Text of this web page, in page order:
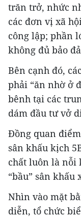
trăn trở, nhức
các đơn vị xã
công lập; phần
không đủ bảo
Bên cạnh đó,
phải “ăn nhờ ở
bênh tại các
dám đầu tư vở
Đồng quan
sân khấu kịch
chất luôn là nỗi
“bầu” sân khấu
Nhìn vào mặt
diễn, tổ chức